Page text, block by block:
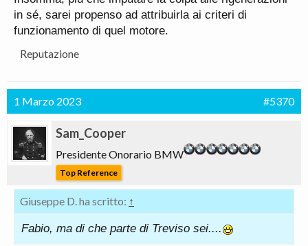
in sé, sarei propenso ad attribuirla ai criteri di
funzionamento di quel motore.
Reputazione
1 Marzo 2023 #5370
Sam_Cooper
Presidente Onorario BMW
Top Reference
Giuseppe D. ha scritto: ↑
Fabio, ma di che parte di Treviso sei....